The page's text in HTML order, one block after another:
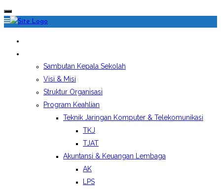
Sambutan Kepala Sekolah
Visi & Misi
Struktur Organisasi
Program Keahlian
Teknik Jaringan Komputer & Telekomunikasi
TKJ
TJAT
Akuntansi & Keuangan Lembaga
AK
LPS